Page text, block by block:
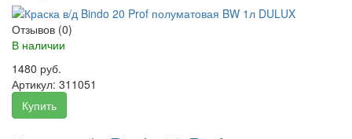
Отзывов (0)
В наличии
1480 руб.
Артикул: 311051
Купить